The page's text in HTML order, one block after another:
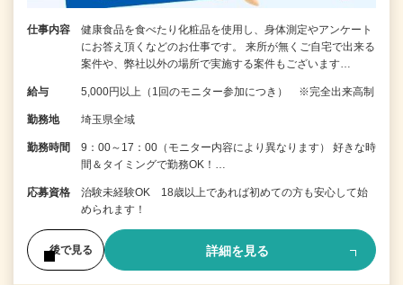
仕事内容
健康食品を食べたり化粧品を使用し、身体測定やアンケート
にお答え頂くなどのお仕事です。 来所が無くご自宅で出来る
案件や、弊社以外の場所で実施する案件もございます…
給与 5,000円以上（1回のモニター参加につき） ※完全出来高制
勤務地 埼玉県全域
勤務時間
9：00～17：00（モニター内容により異なります） 好きな時
間＆タイミングで勤務OK！…
応募資格
治験未経験OK 18歳以上であれば初めての方も安心して始
められます！
後で見る 詳細を見る